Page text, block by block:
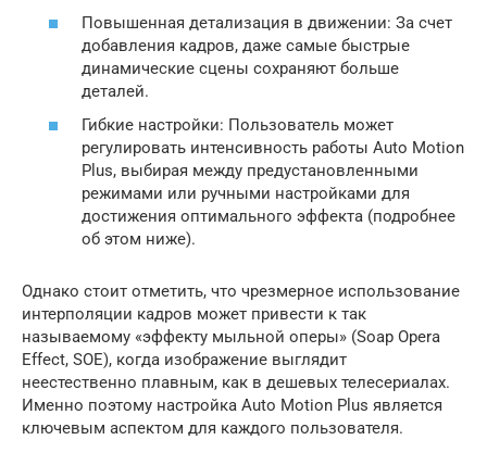
Повышенная детализация в движении: За счет
добавления кадров, даже самые быстрые
динамические сцены сохраняют больше
деталей.
Гибкие настройки: Пользователь может
регулировать интенсивность работы Auto Motion
Plus, выбирая между предустановленными
режимами или ручными настройками для
достижения оптимального эффекта (подробнее
об этом ниже).
Однако стоит отметить, что чрезмерное использование
интерполяции кадров может привести к так
называемому «эффекту мыльной оперы» (Soap Opera
Effect, SOE), когда изображение выглядит
неестественно плавным, как в дешевых телесериалах.
Именно поэтому настройка Auto Motion Plus является
ключевым аспектом для каждого пользователя.